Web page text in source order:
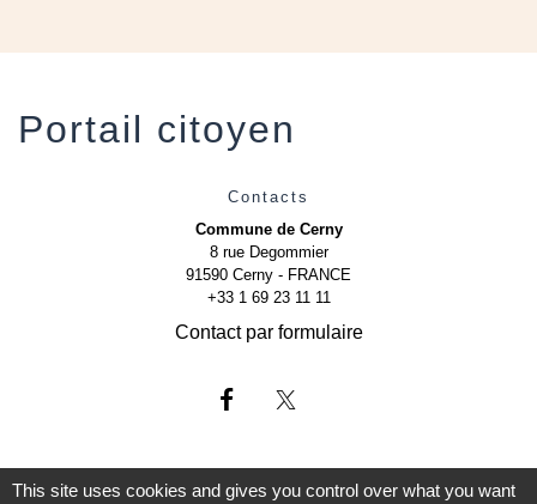
Portail citoyen
Contacts
Commune de Cerny
8 rue Degommier
91590 Cerny - FRANCE
+33 1 69 23 11 11
Contact par formulaire
This site uses cookies and gives you control over what you want